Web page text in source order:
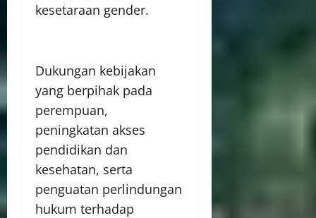
kesetaraan gender.
Dukungan kebijakan
yang berpihak pada
perempuan,
peningkatan akses
pendidikan dan
kesehatan, serta
penguatan perlindungan
hukum terhadap